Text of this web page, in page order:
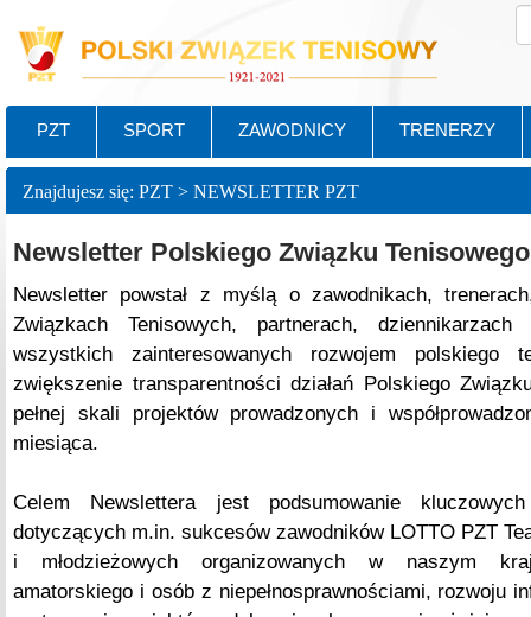
PZT SPORT ZAWODNICY TRENERZY
Znajdujesz się: PZT > NEWSLETTER PZT
Newsletter Polskiego Związku Tenisowego
Newsletter powstał z myślą o zawodnikach,
Związkach Tenisowych, partnerach,
wszystkich zainteresowanych rozwojem
zwiększenie transparentności działań Polskiego
pełnej skali projektów prowadzonych i
miesiąca.
Celem Newslettera jest podsumowanie
dotyczących m.in. sukcesów zawodników LOTTO PZT
i młodzieżowych organizowanych w naszym
amatorskiego i osób z niepełnosprawnościami, rozwoju